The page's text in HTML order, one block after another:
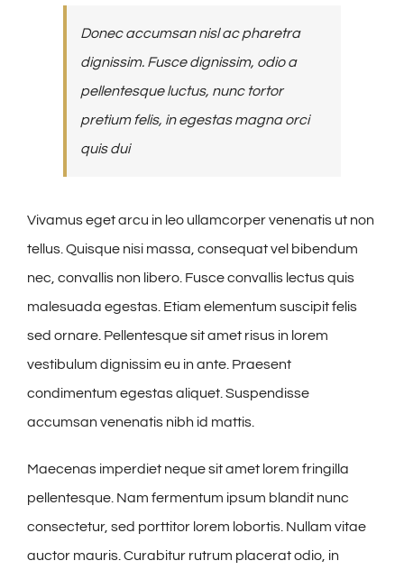
Donec accumsan nisl ac pharetra
dignissim. Fusce dignissim, odio a
pellentesque luctus, nunc tortor
pretium felis, in egestas magna orci
quis dui
Vivamus eget arcu in leo ullamcorper venenatis ut non
tellus. Quisque nisi massa, consequat vel bibendum
nec, convallis non libero. Fusce convallis lectus quis
malesuada egestas. Etiam elementum suscipit felis
sed ornare. Pellentesque sit amet risus in lorem
vestibulum dignissim eu in ante. Praesent
condimentum egestas aliquet. Suspendisse
accumsan venenatis nibh id mattis.
Maecenas imperdiet neque sit amet lorem fringilla
pellentesque. Nam fermentum ipsum blandit nunc
consectetur, sed porttitor lorem lobortis. Nullam vitae
auctor mauris. Curabitur rutrum placerat odio, in